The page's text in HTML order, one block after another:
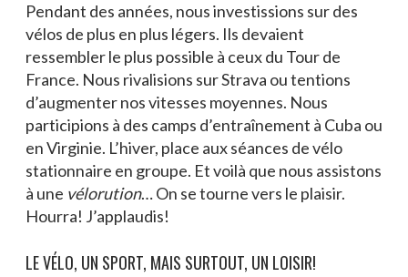
Actualités
Nous joindre
Pendant des années, nous investissions sur des
vélos de plus en plus légers. Ils devaient
ressembler le plus possible à ceux du Tour de
France. Nous rivalisions sur Strava ou tentions
d’augmenter nos vitesses moyennes. Nous
participions à des camps d’entraînement à Cuba ou
en Virginie. L’hiver, place aux séances de vélo
stationnaire en groupe. Et voilà que nous assistons
à une vélorution… On se tourne vers le plaisir.
Hourra! J’applaudis!
LE VÉLO, UN SPORT, MAIS SURTOUT, UN LOISIR!